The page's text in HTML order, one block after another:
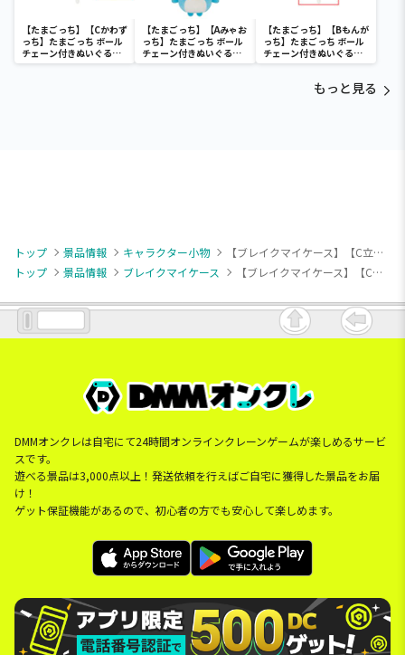
【たまごっち】【Cかわず
っち】たまごっち ボール
チェーン付きぬいぐるみ
～Tamagotchi
【たまごっち】【Aみゃお
っち】たまごっち ボール
チェーン付きぬいぐるみ
～Tamagotchi
【たまごっち】【Bもんが
っち】たまごっち ボール
チェーン付きぬいぐるみ
～Tamagotchi
もっと見る
トップ 景品情報 キャラクター小物
【ブレイクマイケース】【C立科吏来】『ブレイクマイケース』 缶バッジ～交渉部＆特務部～(EX)
トップ
景品情報 ブレイクマイケース 【ブレイクマイケース】【C立科吏来】『ブレイクマイケース』 缶バッジ～交渉部＆特務部～(EX)
DMMオンクレは自宅にて24時間オンラインクレーンゲームが楽しめるサービ
スです。
遊べる景品は3,000点以上！発送依頼を行えばご自宅に獲得した景品をお届
け！
ゲット保証機能があるので、初心者の方でも安心して楽しめます。